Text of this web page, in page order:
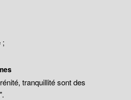
;
tranquillité sont des